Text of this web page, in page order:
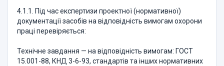
4.1.1. Під час експертизи проектної (нормативної)
документації засобів на відповідність вимогам охорони
праці перевіряється:
Технічне завдання — на відповідність вимогам: ГОСТ
15.001-88, КНД 3-6-93, стандартів та інших нормативних